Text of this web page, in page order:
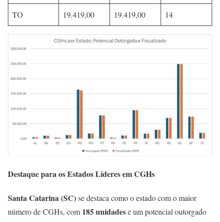
TO 19.419,00 19.419,00 14
Destaque para os Estados Líderes em CGHs
Santa Catarina (SC)se destaca como o estado com o maior
número de CGHs, com 185 unidadese um potencial outorgado